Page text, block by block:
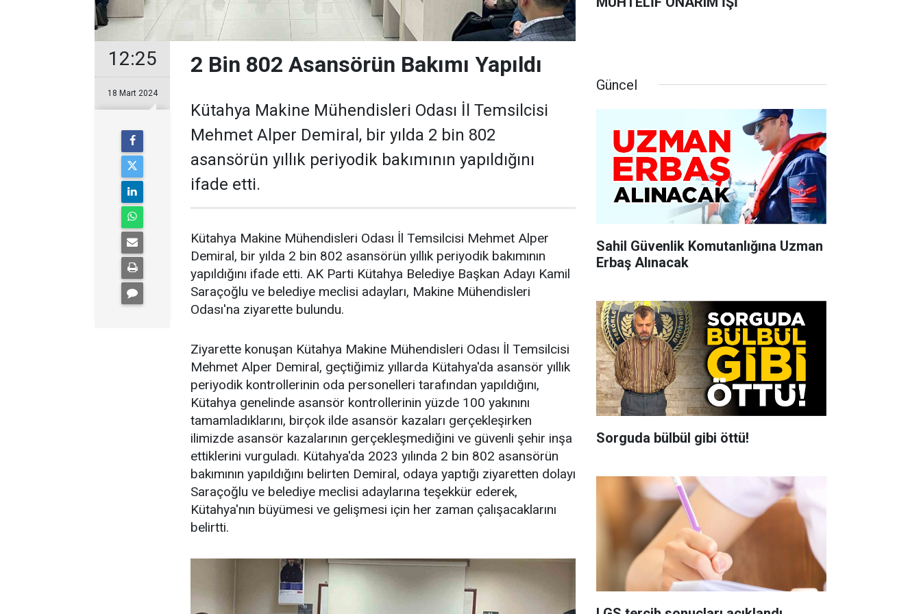
12:25
18 Mart 2024
2 Bin 802 Asansörün Bakımı Yapıldı
Kütahya Makine Mühendisleri Odası İl Temsilcisi
Mehmet Alper Demiral, bir yılda 2 bin 802
asansörün yıllık periyodik bakımının yapıldığını
ifade etti.
Kütahya Makine Mühendisleri Odası İl Temsilcisi Mehmet Alper
Demiral, bir yılda 2 bin 802 asansörün yıllık periyodik bakımının
yapıldığını ifade etti. AK Parti Kütahya Belediye Başkan Adayı Kamil
Saraçoğlu ve belediye meclisi adayları, Makine Mühendisleri
Odası'na ziyarette bulundu.
Ziyarette konuşan Kütahya Makine Mühendisleri Odası İl Temsilcisi
Mehmet Alper Demiral, geçtiğimiz yıllarda Kütahya'da asansör yıllık
periyodik kontrollerinin oda personelleri tarafından yapıldığını,
Kütahya genelinde asansör kontrollerinin yüzde 100 yakınını
tamamladıklarını, birçok ilde asansör kazaları gerçekleşirken
ilimizde asansör kazalarının gerçekleşmediğini ve güvenli şehir inşa
ettiklerini vurguladı. Kütahya'da 2023 yılında 2 bin 802 asansörün
bakımının yapıldığını belirten Demiral, odaya yaptığı ziyaretten dolayı
Saraçoğlu ve belediye meclisi adaylarına teşekkür ederek,
Kütahya'nın büyümesi ve gelişmesi için her zaman çalışacaklarını
belirtti.
Güncel
Sahil Güvenlik Komutanlığına Uzman
Erbaş Alınacak
Sorguda bülbül gibi öttü!